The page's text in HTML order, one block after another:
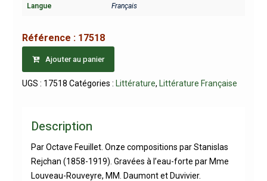
Langue Français
Référence : 17518
Ajouter au panier
UGS : 17518 Catégories : Littérature, Littérature Française
Description
Par Octave Feuillet. Onze compositions par Stanislas
Rejchan (1858-1919). Gravées à l’eau-forte par Mme
Louveau-Rouveyre, MM. Daumont et Duvivier.